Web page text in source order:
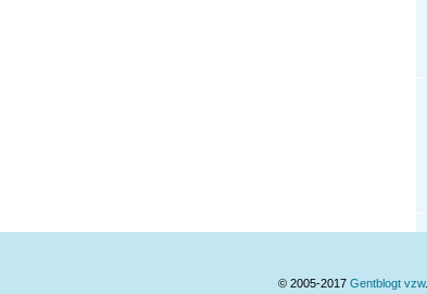
© 2005-2017 Gentblogt vzw.